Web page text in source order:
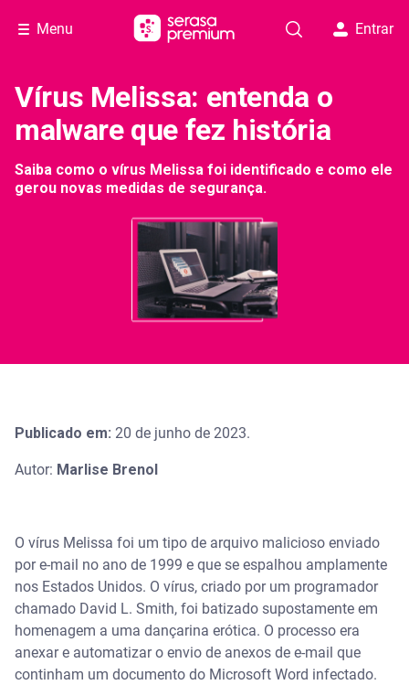
Menu Entrar
Vírus Melissa: entenda o
malware que fez história
Saiba como o vírus Melissa foi identificado e como ele
gerou novas medidas de segurança.
Publicado em: 20 de junho de 2023.
Autor: Marlise Brenol
O vírus Melissa foi um tipo de arquivo malicioso enviado
por e-mail no ano de 1999 e que se espalhou amplamente
nos Estados Unidos. O vírus, criado por um programador
chamado David L. Smith, foi batizado supostamente em
homenagem a uma dançarina erótica. O processo era
anexar e automatizar o envio de anexos de e-mail que
continham um documento do Microsoft Word infectado.